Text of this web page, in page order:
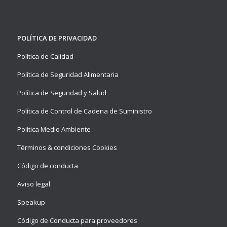
POLÍTICA DE PRIVACIDAD
Política de Calidad
Política de Seguridad Alimentaria
Política de Seguridad y Salud
Política de Control de Cadena de Suministro
Política Medio Ambiente
Términos & condiciones Cookies
Código de conducta
Aviso legal
Speakup
Código de Conducta para proveedores